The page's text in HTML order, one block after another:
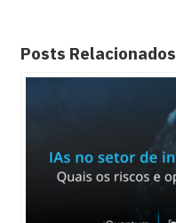
Posts Relacionados